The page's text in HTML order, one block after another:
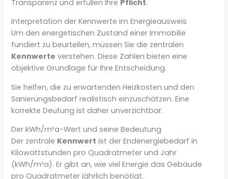
Transparenz und erfüllen Ihre Pflicht.
Interpretation der Kennwerte im Energieausweis
Um den energetischen Zustand einer Immobilie
fundiert zu beurteilen, müssen Sie die zentralen
Kennwerte verstehen. Diese Zahlen bieten eine
objektive Grundlage für Ihre Entscheidung.
Sie helfen, die zu erwartenden Heizkosten und den
Sanierungsbedarf realistisch einzuschätzen. Eine
korrekte Deutung ist daher unverzichtbar.
Der kWh/m²a-Wert und seine Bedeutung
Der zentrale Kennwert ist der Endenergiebedarf in
Kilowattstunden pro Quadratmeter und Jahr
(kWh/m²a). Er gibt an, wie viel Energie das Gebäude
pro Quadratmeter jährlich benötigt.